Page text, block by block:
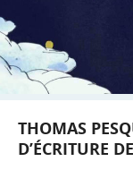
THOMAS
D’ÉCRITURE